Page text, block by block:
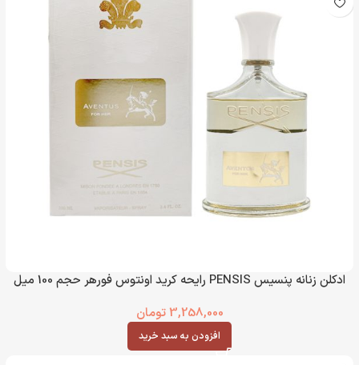
ادکلن زنانه پنسیس PENSIS رایحه کرید اونتوس فورهر حجم 100 میل
3,258,000تومان
افزودن به سبد خرید